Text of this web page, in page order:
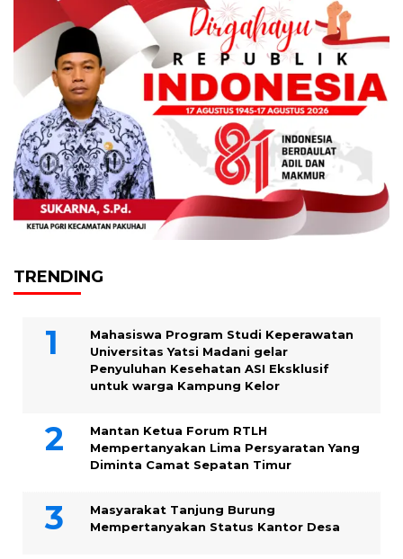
TRENDING
Mahasiswa Program Studi Keperawatan
Universitas Yatsi Madani gelar
Penyuluhan Kesehatan ASI Eksklusif
untuk warga Kampung ‎Kelor
Mantan Ketua Forum RTLH
Mempertanyakan Lima Persyaratan Yang
Diminta Camat Sepatan Timur
Masyarakat Tanjung Burung
Mempertanyakan Status Kantor Desa